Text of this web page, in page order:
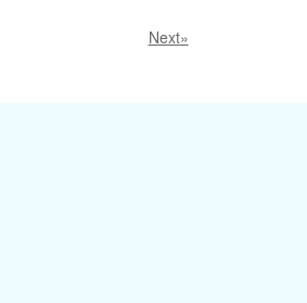
Next»